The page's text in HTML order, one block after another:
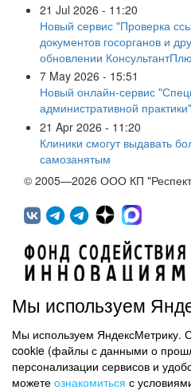
21 Jul 2026 - 11:20
Новый сервис "Проверка
документов госорганов и
обновлении
7 May 2026 - 15:51
Новый онлайн-сервис
административной
21 Apr 2026 - 11:20
Клиники смогут выдавать
самозанятым
© 2005—2026 ООО КП
450071, г.Уфа, ул. 50 лет
(347) 291 20 70
Контактная информация
Мы используем
Мы используем ЯндексМетрику.
cookie (файлы с данными о
персонализации сервисов и
можете ознакомиться с